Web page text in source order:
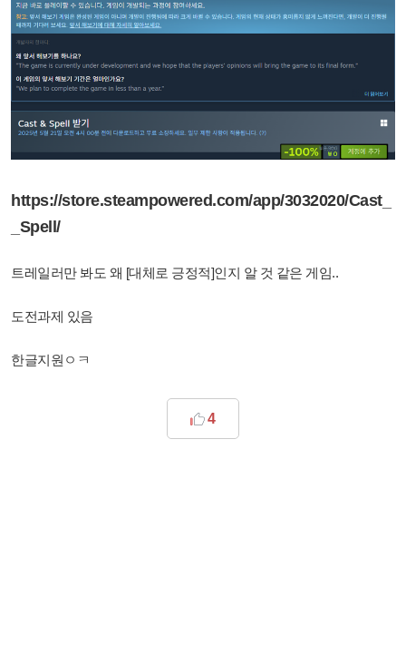
https://store.steampowered.com/app/3032020/Cast_
_Spell/
트레일러만 봐도 왜 [대체로 긍정적]인지 알 것 같은 게임..
도전과제 있음
한글지원ㅇㅋ
4